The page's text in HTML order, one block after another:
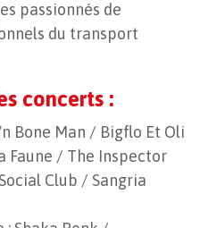
passionnés de
du transport
concerts :
Bone Man / Bigflo Et Oli
Faune / The Inspector
Club / Sangria